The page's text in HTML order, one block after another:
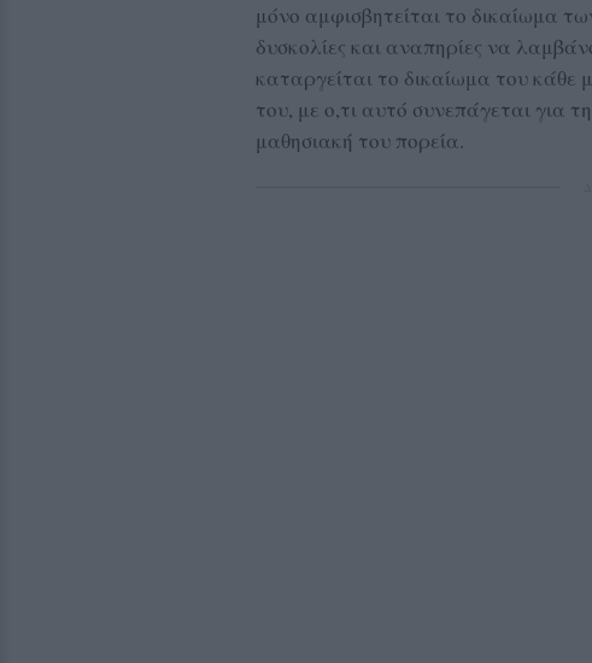
μόνο αμφισβητείται το δικαίωμα
δυσκολίες και αναπηρίες να
καταργείται το δικαίωμα του κάθε
του, με ο,τι αυτό συνεπάγεται για
μαθησιακή του πορεία.